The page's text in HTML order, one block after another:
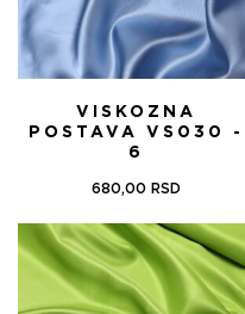
VISKOZNA
POSTAVA VS030 -
6
680,00 RSD